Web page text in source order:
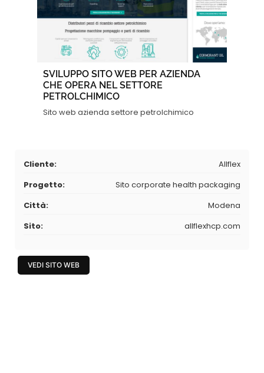
SVILUPPO SITO WEB PER AZIENDA
CHE OPERA NEL SETTORE
PETROLCHIMICO
Sito web azienda settore petrolchimico
Cliente:
Allflex
Progetto:
Sito corporate health packaging
Città:
Modena
Sito:
allflexhcp.com
VEDI SITO WEB